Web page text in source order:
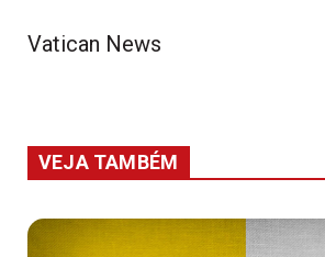
Vatican News
VEJA TAMBÉM